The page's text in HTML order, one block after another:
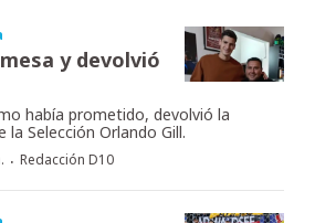
y devolvió
había prometido, devolvió la
Selección Orlando Gill.
· Redacción D10